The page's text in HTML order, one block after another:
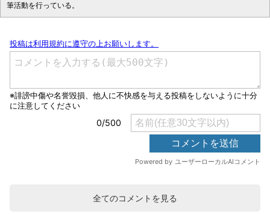
筆活動を行っている。
全てのコメントを見る